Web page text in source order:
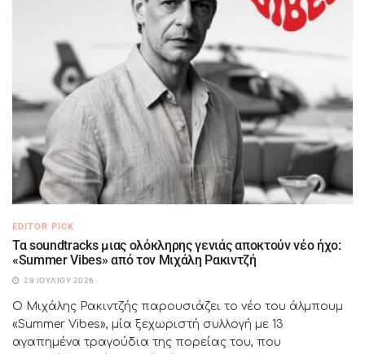
EDITOR PICK
Τα soundtracks μιας ολόκληρης γενιάς αποκτούν νέο ήχο:
«Summer Vibes» από τον Μιχάλη Ρακιντζή
29 ΙΟΥΛΊΟΥ 2026
Ο Μιχάλης Ρακιντζής παρουσιάζει το νέο του άλμπουμ
«Summer Vibes», μία ξεχωριστή συλλογή με 13
αγαπημένα τραγούδια της πορείας του, που